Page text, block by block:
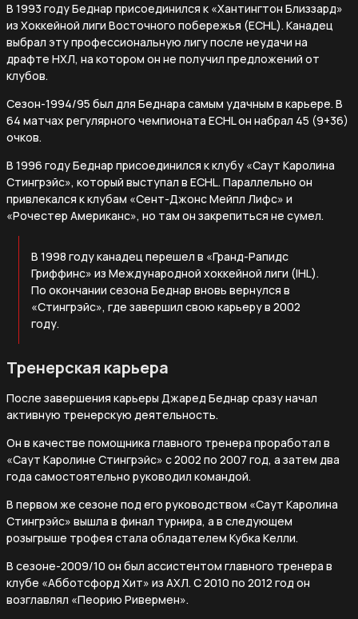
В 1993 году Беднар присоединился к «Хантингтон Близзард»
из Хоккейной лиги Восточного побережья (ECHL). Канадец
выбрал эту профессиональную лигу после неудачи на
драфте НХЛ, на котором он не получил предложений от
клубов.
Сезон-1994/95 был для Беднара самым удачным в карьере. В
64 матчах регулярного чемпионата ECHL он набрал 45 (9+36)
очков.
В 1996 году Беднар присоединился к клубу «Саут Каролина
Стингрэйс», который выступал в ECHL. Параллельно он
привлекался к клубам «Сент-Джонс Мейпл Лифс» и
«Рочестер Американс», но там он закрепиться не сумел.
В 1998 году канадец перешел в «Гранд-Рапидс
Гриффинс» из Международной хоккейной лиги (IHL).
По окончании сезона Беднар вновь вернулся в
«Стингрэйс», где завершил свою карьеру в 2002
году.
Тренерская карьера
После завершения карьеры Джаред Беднар сразу начал
активную тренерскую деятельность.
Он в качестве помощника главного тренера проработал в
«Саут Каролине Стингрэйс» с 2002 по 2007 год, а затем два
года самостоятельно руководил командой.
В первом же сезоне под его руководством «Саут Каролина
Стингрэйс» вышла в финал турнира, а в следующем
розыгрыше трофея стала обладателем Кубка Келли.
В сезоне-2009/10 он был ассистентом главного тренера в
клубе «Абботсфорд Хит» из АХЛ. С 2010 по 2012 год он
возглавлял «Пеорию Ривермен».